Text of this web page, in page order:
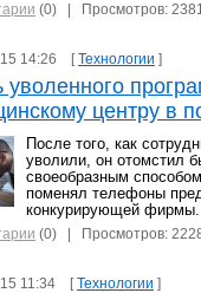
(0) | Просмотров:
14:26 [Технологии ]
уволенного
центру в
После того, как
уволили, он отомстил
своеобразным
поменял телефоны
конкурирующей
(0) | Просмотров:
11:34 [Технологии ]